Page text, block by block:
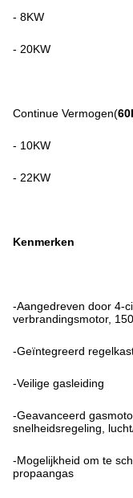
- 8KW
- 20KW
Continue Vermogen(
- 10KW
- 22KW
Kenmerken
-Aangedreven door 4-
verbrandingsmotor,
-Geïntegreerd
-Veilige gasleiding
-Geavanceerd
snelheidsregeling,
-Mogelijkheid om te
propaangas